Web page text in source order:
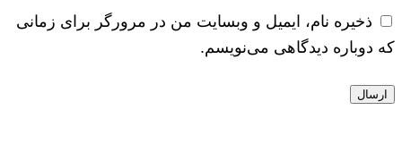
ذخیره نام، ایمیل و وبسایت من در مرورگر برای زمانی
که دوباره دیدگاهی می‌نویسم.